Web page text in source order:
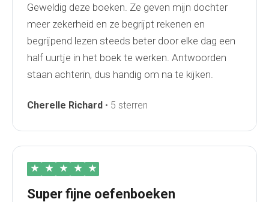
Geweldig deze boeken. Ze geven mijn dochter
meer zekerheid en ze begrijpt rekenen en
begrijpend lezen steeds beter door elke dag een
half uurtje in het boek te werken. Antwoorden
staan achterin, dus handig om na te kijken.
Cherelle Richard • 5 sterren
★ ★ ★ ★ ★
Super fijne oefenboeken